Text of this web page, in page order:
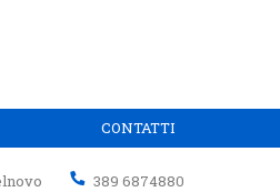
CONTATTI
389 6874880